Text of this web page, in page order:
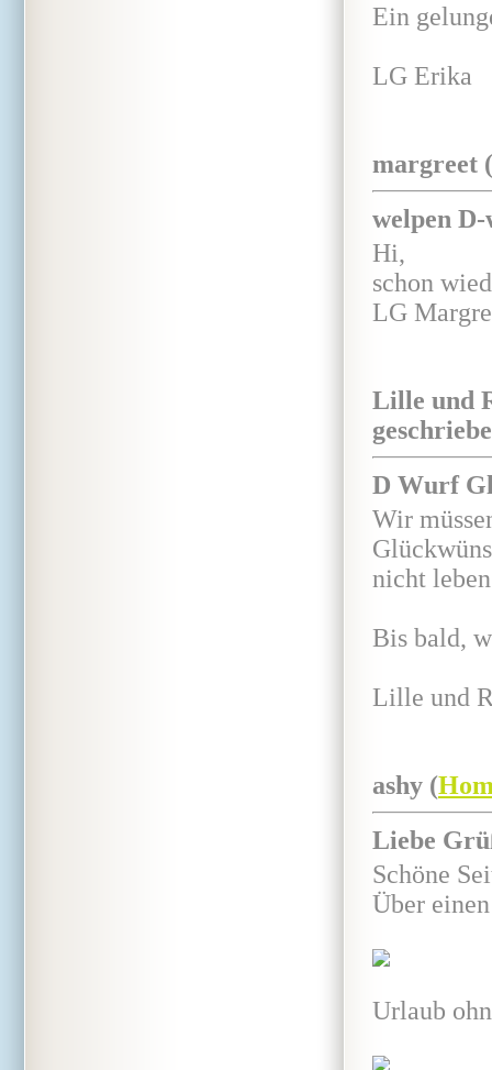
Ein
LG Erika
margreet (
welpen
Hi,
schon
LG
Lille und
D Wurf
Wir
nicht
Bis bald,
Lille und
ashy (
Liebe
Schöne
Über
Urlaub